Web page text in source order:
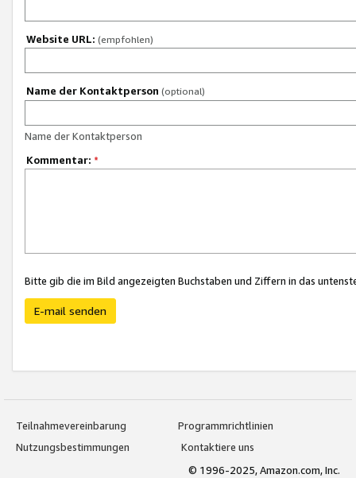
Website URL: (empfohlen)
Name der Kontaktperson (optional)
Name der Kontaktperson
Kommentar: *
Bitte gib die im Bild angezeigten Buchstaben und Ziffern in das
E-mail senden
Teilnahmevereinbarung
Programmrichtlinien
Nutzungsbestimmungen
Kontaktiere uns
© 1996-2025, Amazon.com, Inc.